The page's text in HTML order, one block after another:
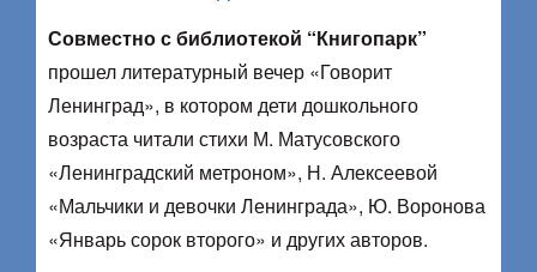
Совместно с библиотекой “Книгопарк”
прошел литературный вечер «Говорит
Ленинград», в котором дети дошкольного
возраста читали стихи М. Матусовского
«Ленинградский метроном», Н. Алексеевой
«Мальчики и девочки Ленинграда», Ю. Воронова
«Январь сорок второго» и других авторов.